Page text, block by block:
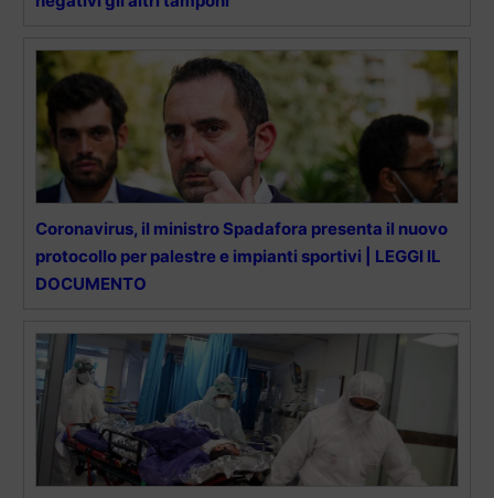
Coronavirus, il ministro Spadafora presenta il nuovo
protocollo per palestre e impianti sportivi | LEGGI IL
DOCUMENTO